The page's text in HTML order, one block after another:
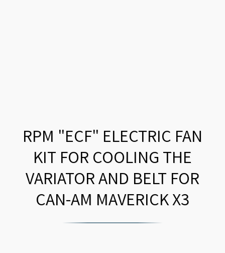
RPM "ECF" ELECTRIC FAN
KIT FOR COOLING THE
VARIATOR AND BELT FOR
CAN-AM MAVERICK X3